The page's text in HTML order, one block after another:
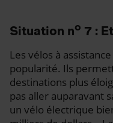
Situation no 7 :
Les vélos à
popularité. Ils
destinations plus
pas aller auparavant
un vélo électrique